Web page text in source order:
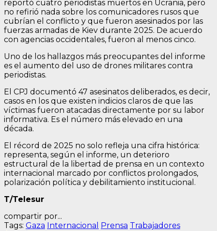
reportó cuatro periodistas muertos en Ucrania, pero
no refirió nada sobre los comunicadores rusos que
cubrían el conflicto y que fueron asesinados por las
fuerzas armadas de Kiev durante 2025. De acuerdo
con agencias occidentales, fueron al menos cinco.
Uno de los hallazgos más preocupantes del informe
es el aumento del uso de drones militares contra
periodistas.
El CPJ documentó 47 asesinatos deliberados, es decir,
casos en los que existen indicios claros de que las
víctimas fueron atacadas directamente por su labor
informativa. Es el número más elevado en una
década.
El récord de 2025 no solo refleja una cifra histórica:
representa, según el informe, un deterioro
estructural de la libertad de prensa en un contexto
internacional marcado por conflictos prolongados,
polarización política y debilitamiento institucional.
T/Telesur
compartir por...
Tags: Gaza Internacional Prensa Trabajadores